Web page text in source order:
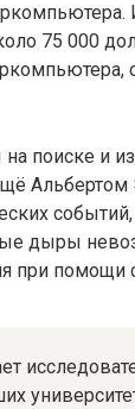
75 000
поиске и
дыры
при помощи